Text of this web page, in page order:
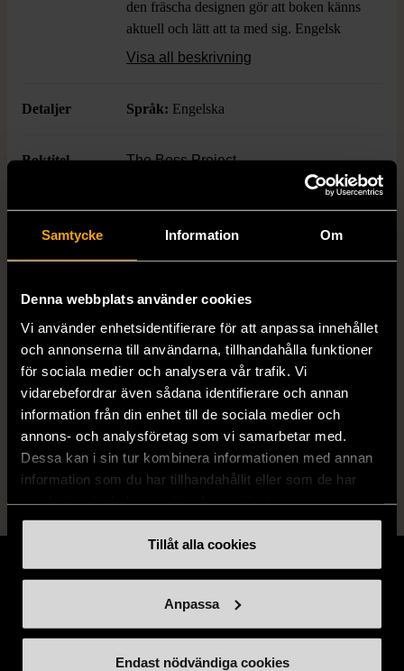
Samtycke Information Om
Denna webbplats använder cookies
Vi använder enhetsidentifierare för att anpassa innehållet
och annonserna till användarna, tillhandahålla funktioner
för sociala medier och analysera vår trafik. Vi
vidarebefordrar även sådana identifierare och annan
information från din enhet till de sociala medier och
annons- och analysföretag som vi samarbetar med.
Dessa kan i sin tur kombinera informationen med annan
information som du har tillhandahållit eller som de har
Tillåt alla cookies
Anpassa
Endast nödvändiga cookies
den fräscha designen gör att boken känns
aktuell och lätt att ta med sig. Engelsk
text, perfekt för dig som gillar feelgood
Visa all beskrivning
Detaljer Språk: Engelska
Boktitel The Boss Project
Författare VI KEELAND
ISBN 978-1-951045-73-9
Produkten är sparsamt använd, är av fin
kvalitet och ska inte ha några skador eller
förslitningar.
Läs mer om hur vi bedömer
Stöd oss